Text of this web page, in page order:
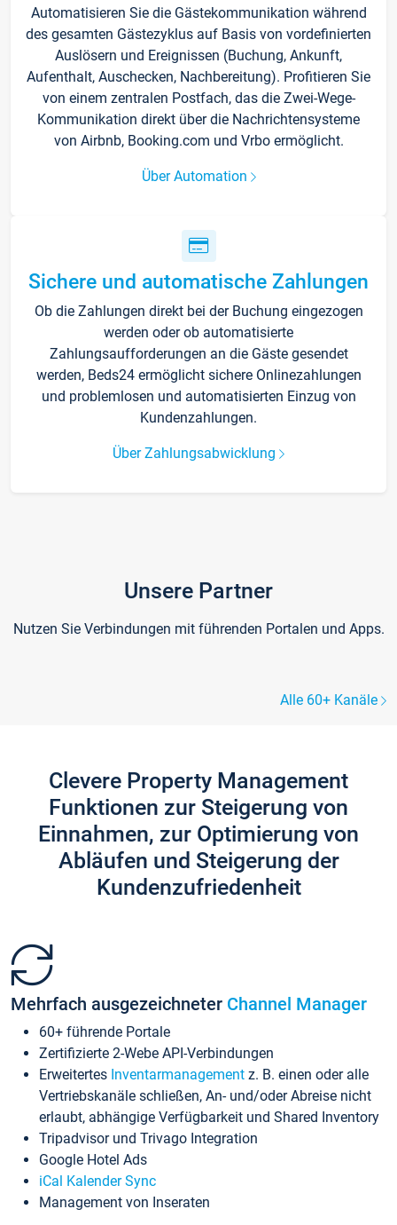
Automatisieren Sie die Gästekommunikation während
des gesamten Gästezyklus auf Basis von vordefinierten
Auslösern und Ereignissen (Buchung, Ankunft,
Aufenthalt, Auschecken, Nachbereitung). Profitieren Sie
von einem zentralen Postfach, das die Zwei-Wege-
Kommunikation direkt über die Nachrichtensysteme
von Airbnb, Booking.com und Vrbo ermöglicht.
Über Automation
Sichere und automatische Zahlungen
Ob die Zahlungen direkt bei der Buchung eingezogen
werden oder ob automatisierte
Zahlungsaufforderungen an die Gäste gesendet
werden, Beds24 ermöglicht sichere Onlinezahlungen
und problemlosen und automatisierten Einzug von
Kundenzahlungen.
Über Zahlungsabwicklung
Unsere Partner
Nutzen Sie Verbindungen mit führenden Portalen und Apps.
Alle 60+ Kanäle
Clevere Property Management
Funktionen zur Steigerung von
Einnahmen, zur Optimierung von
Abläufen und Steigerung der
Kundenzufriedenheit
Mehrfach ausgezeichneter Channel Manager
60+ führende Portale
Zertifizierte 2-Webe API-Verbindungen
Erweitertes Inventarmanagement z. B. einen oder alle
Vertriebskanäle schließen, An- und/oder Abreise nicht
erlaubt, abhängige Verfügbarkeit und Shared Inventory
Tripadvisor und Trivago Integration
Google Hotel Ads
iCal Kalender Sync
Management von Inseraten